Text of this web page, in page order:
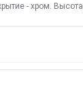
- хром.